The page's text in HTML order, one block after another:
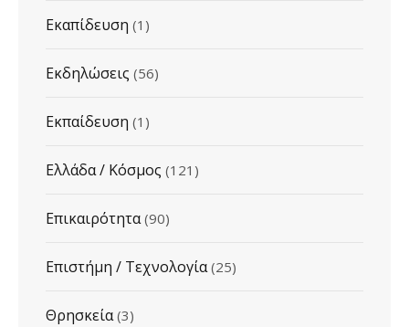
Εκαπίδευση (1)
Εκδηλώσεις (56)
Εκπαίδευση (1)
Ελλάδα / Κόσμος (121)
Επικαιρότητα(90)
Επιστήμη / Τεχνολογία(25)
Θρησκεία(3)